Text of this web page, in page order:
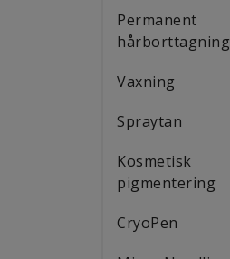
Permanent
hårborttagning
Vaxning
Spraytan
Kosmetisk
pigmentering
CryoPen